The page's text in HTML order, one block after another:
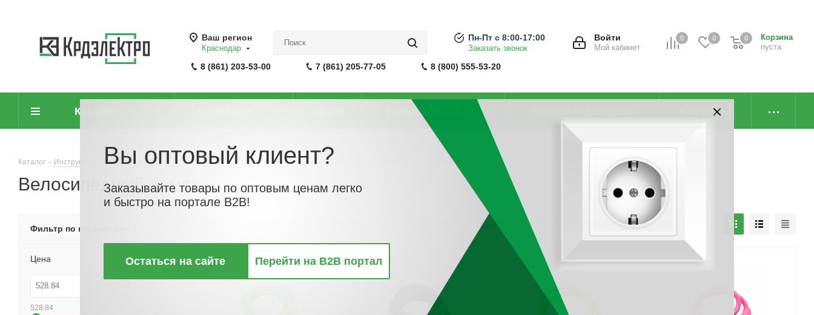
Ваш регион
Краснодар
8 (861) 203-53-00 7 (861) 205-77-05 8 (800) 555-53-20
0 0
Корзина
пуста
0
Войти
Мой кабинет
Пн-Пт с 8:00-17:00
Заказать звонок
Каталог Направления Контакты
Каталог - Инструмент, измерительные приборы и средства защиты - Ручной инструмент общего назначения Велосипедный замок
Велосипедный замок
По цене По наличию
Фильтр по параметрам
Цена
528.84
Вы оптовый клиент?
Заказывайте товары по оптовым ценам легко
и быстро на портале B2B!
Остаться на сайте Перейти на B2B портал